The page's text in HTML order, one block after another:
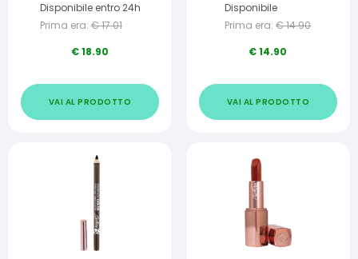
Disponibile entro 24h
Prima era: €17.01
€18.90
VAI AL PRODOTTO
Disponibile
Prima era: €14.90
€14.90
VAI AL PRODOTTO